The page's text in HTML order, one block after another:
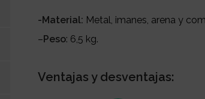
-Material: Metal, imanes, arena y
–Peso: 6,5 kg.
Ventajas y desventajas: